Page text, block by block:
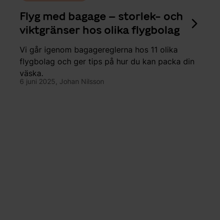
Flyg med bagage – storlek- och
viktgränser hos olika flygbolag
Vi går igenom bagagereglerna hos 11 olika
flygbolag och ger tips på hur du kan packa din
väska.
6 juni 2025, Johan Nilsson